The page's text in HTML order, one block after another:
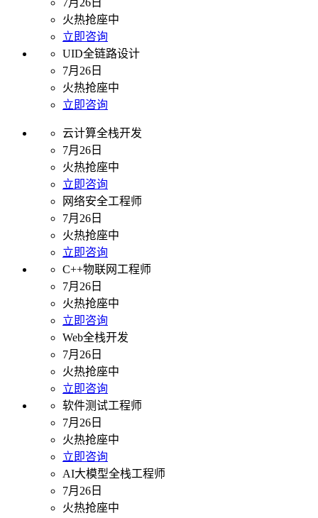
7月26日
火热抢座中
立即咨询
UID全链路设计
7月26日
火热抢座中
立即咨询
云计算全栈开发
7月26日
火热抢座中
立即咨询
网络安全工程师
7月26日
火热抢座中
立即咨询
C++物联网工程师
7月26日
火热抢座中
立即咨询
Web全栈开发
7月26日
火热抢座中
立即咨询
软件测试工程师
7月26日
火热抢座中
立即咨询
AI大模型全栈工程师
7月26日
火热抢座中